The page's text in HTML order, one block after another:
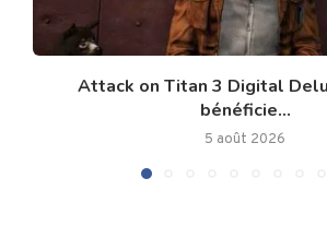
Attack on Titan 3 Digital
bénéficie...
5 août 2026